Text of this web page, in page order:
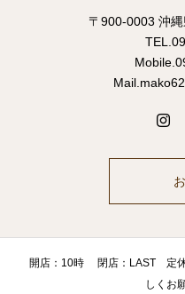
〒900-0003 沖
開店：10時 閉店：LAST 定休
しくお